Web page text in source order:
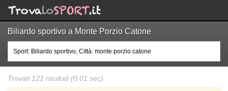
Biliardo sportivo a Monte Porzio Catone
Trovati 121 risultati (0.01 sec)